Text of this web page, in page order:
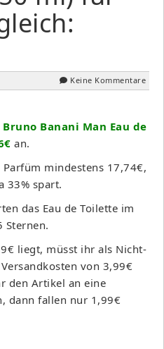
Keine Kommentare
Bruno Banani Man Eau de
an.
mindestens 17,74€,
33% spart.
das Eau de Toilette im
Sternen.
liegt, müsst ihr als Nicht-
von 3,99€
den Artikel an eine
dann fallen nur 1,99€